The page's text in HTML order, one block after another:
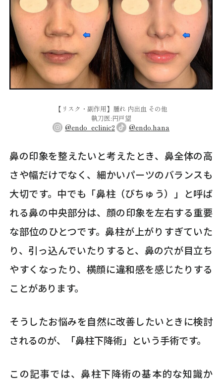
【リスク・副作用】腫れ 内出血 その他
執刀医:円戸望
@endo_eclinic2
@endo.hana
鼻の印象を整えたいと考えたとき、鼻全体の高
さや幅だけでなく、細かいパーツのバランスも
大切です。中でも「鼻柱（びちゅう）」と呼ば
れる鼻の中央部分は、顔の印象を左右する重要
な部位のひとつです。鼻柱が上がりすぎていた
り、引っ込んでいたりすると、鼻の穴が目立ち
やすくなったり、横顔に違和感を感じたりする
ことがあります。
そうしたお悩みを自然に改善したいときに検討
されるのが、「鼻柱下降術」という手術です。
この記事では、鼻柱下降術の基本的な知識か